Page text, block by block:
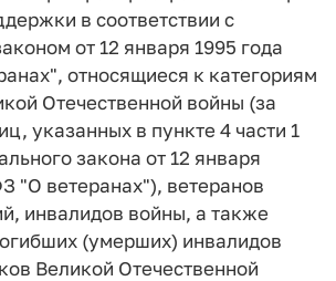
в соответствии с
от 12 января 1995 года
относящиеся к категориям
Отечественной войны (за
указанных в пункте 4 части 1
закона от 12 января
"О ветеранах"), ветеранов
инвалидов войны, а также
(умерших) инвалидов
Великой Отечественной